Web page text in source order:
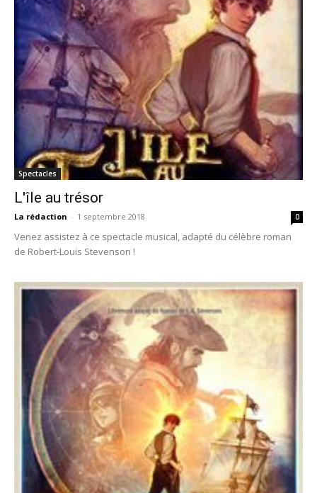
Spectacles
L'île au trésor
La rédaction - 1 septembre 2018 0
Venez assistez à ce spectacle musical, adapté du célèbre roman
de Robert-Louis Stevenson !